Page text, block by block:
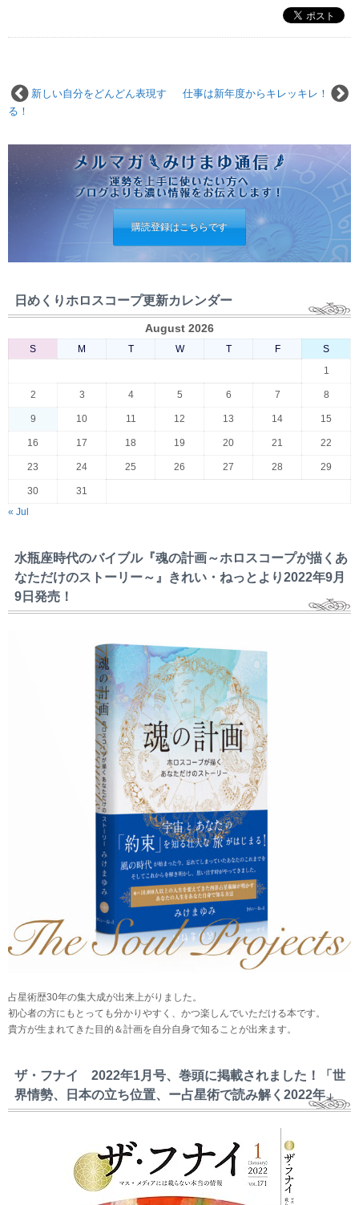
仕事は新年度からキレッキレ！
新しい自分をどんどん表現す
る！
購読登録はこちらです
日めくりホロスコープ更新カレンダー
August 2026
S M T W T F
S
1
2 3 4 5 6 7 8
9 10 11 12 13 14 15
16 17 18 19 20 21 22
23 24 25 26 27 28 29
30
31
« Jul
水瓶座時代のバイブル『魂の計画～ホロスコープが描くあ
なただけのストーリー～』きれい・ねっとより2022年9月
9日発売！
占星術歴30年の集大成が出来上がりました。
初心者の方にもとっても分かりやすく、かつ楽しんでいただける本です。
貴方が生まれてきた目的＆計画を自分自身で知ることが出来ます。
ザ・フナイ 2022年1月号、巻頭に掲載されました！「世
界情勢、日本の立ち位置、ー占星術で読み解く2022年」